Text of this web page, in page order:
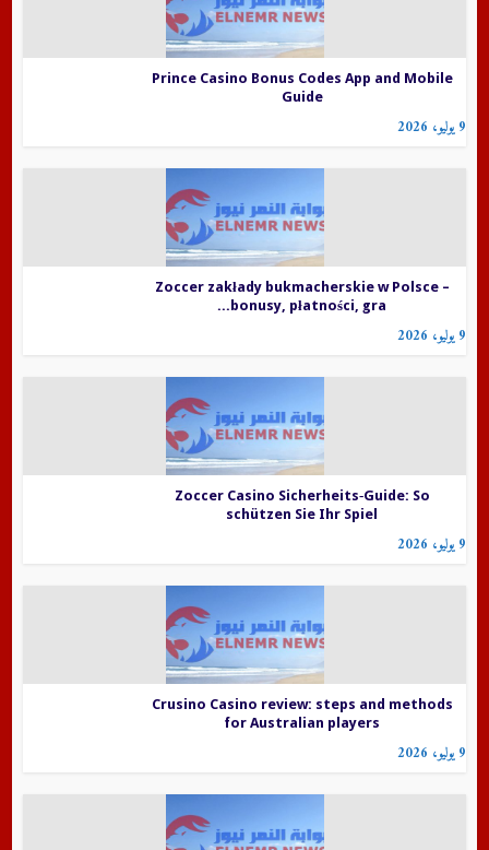
Prince Casino Bonus Codes App and Mobile
Guide
9 يوليو، 2026
Zoccer zakłady bukmacherskie w Polsce –
bonusy, płatności, gra...
9 يوليو، 2026
Zoccer Casino Sicherheits‑Guide: So
schützen Sie Ihr Spiel
9 يوليو، 2026
Crusino Casino review: steps and methods
for Australian players
9 يوليو، 2026